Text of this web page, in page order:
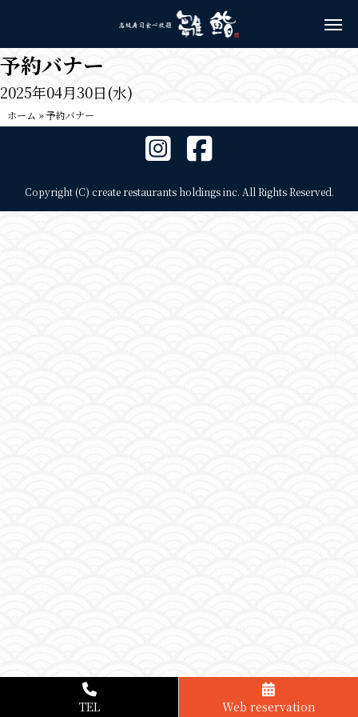
予約バナー
2025年04月30日(水)
ホーム »予約バナー
Copyright (C) create restaurants holdings inc. All Rights Reserved.
TEL Web reservation